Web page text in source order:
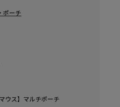
ポーチ
ウス】マルチポーチ